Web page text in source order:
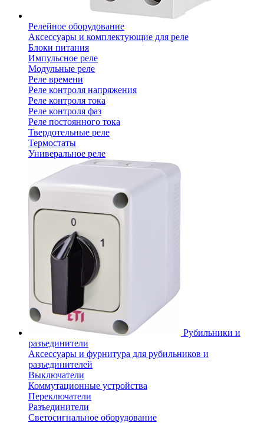
Релейное оборудование
Аксессуары и комплектующие для реле
Блоки питания
Импульсное реле
Модульные реле
Реле времени
Реле контроля напряжения
Реле контроля тока
Реле контроля фаз
Реле постоянного тока
Твердотельные реле
Термостаты
Универальное реле
Рубильники и
разъединители
Аксессуары и фурнитура для рубильников и
разъединителей
Выключатели
Коммутационные устройства
Переключатели
Разъединители
Светосигнальное оборудование